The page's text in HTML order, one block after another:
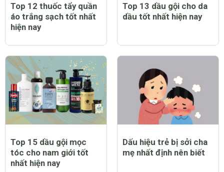
Top 12 thuốc tẩy quần
áo trắng sạch tốt nhất
hiện nay
Top 13 dầu gội cho da
dầu tốt nhất hiện nay
Top 15 dầu gội mọc
tóc cho nam giới tốt
nhất hiện nay
Dấu hiệu trẻ bị sởi cha
mẹ nhất định nên biết